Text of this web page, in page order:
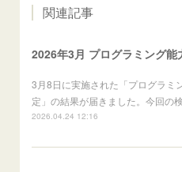
関連記事
3月8日に実施された「プログラミ
定」の結果が届きました。​今回の
2026.04.24 12:16